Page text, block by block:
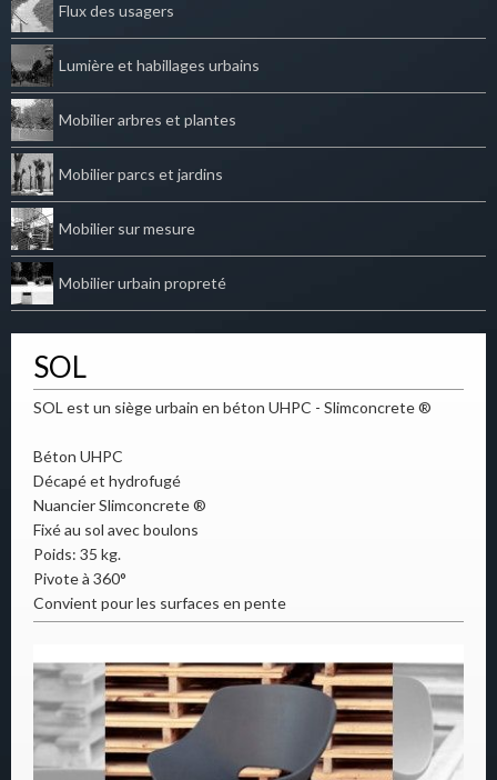
Flux des usagers
Lumière et habillages urbains
Mobilier arbres et plantes
Mobilier parcs et jardins
Mobilier sur mesure
Mobilier urbain propreté
SOL
SOL est un siège urbain en béton UHPC - Slimconcrete ®
Béton UHPC
Décapé et hydrofugé
Nuancier Slimconcrete ®
Fixé au sol avec boulons
Poids: 35 kg.
Pivote à 360°
Convient pour les surfaces en pente